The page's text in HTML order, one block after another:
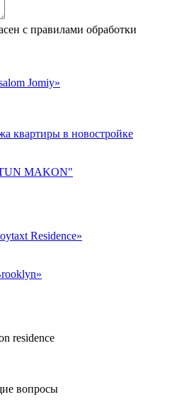
с правилами обработки
Jomiy»
квартиры в новостройке
MAKON"
Residence»
residence
вопросы